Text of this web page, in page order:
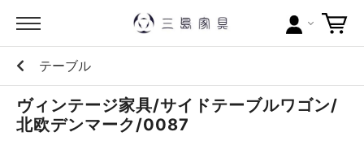
カテゴリー
ブランドから探す
テーブル
ヴィンテージ家具/サイドテーブルワゴン/
北欧デンマーク/0087